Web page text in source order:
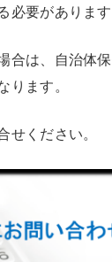
必要があります
合は、自治体
ります。
せください。